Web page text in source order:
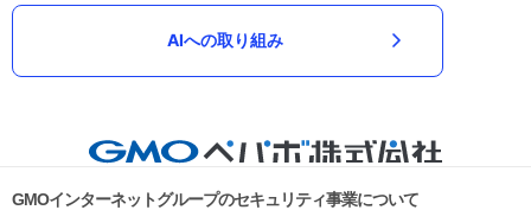
AIへの取り組み
GMOインターネットグループのセキュリティ事業について